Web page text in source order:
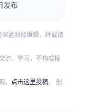
发布
蓝财经编辑，转载请
流、学习，不构成投
， 点击这里投稿。 创